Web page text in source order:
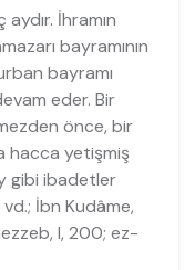
İhramın
bayramının
bayramı
eder. Bir
önce, bir
hacca yetişmiş
gibi ibadetler
İbn Kudâme,
I, 200; ez-